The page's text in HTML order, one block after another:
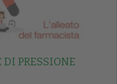
DI PRESSIONE